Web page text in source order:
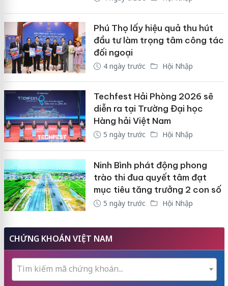
Phú Thọ lấy hiệu quả thu hút
đầu tư làm trọng tâm công tác
đối ngoại
4 ngày trước Hội Nhập
Techfest Hải Phòng 2026 sẽ
diễn ra tại Trường Đại học
Hàng hải Việt Nam
5 ngày trước Hội Nhập
Ninh Bình phát động phong
trào thi đua quyết tâm đạt
mục tiêu tăng trưởng 2 con số
5 ngày trước Hội Nhập
CHỨNG KHOÁN VIỆT NAM
Tìm kiếm mã chứng khoán...